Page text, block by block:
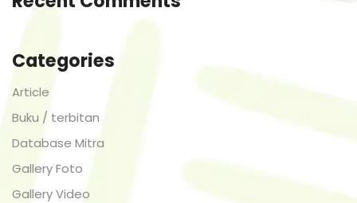
Categories
Article
Buku / terbitan
Database Mitra
Gallery Foto
Gallery Video